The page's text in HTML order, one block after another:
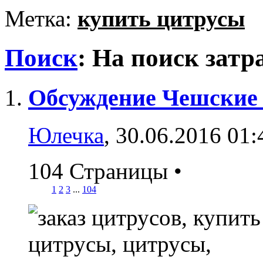
Метка: купить цитрусы
Поиск: На поиск
Обсуждение Чешские
Юлечка, 30.06.2016
104 Страницы •
1 2 3 ... 104